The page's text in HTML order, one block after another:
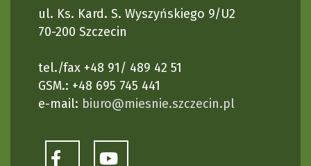
ul. Ks. Kard. S. Wyszyńskiego 9/U2
70-200 Szczecin
tel./fax +48 91/ 489 42 51
GSM.: +48 695 745 441
e-mail: biuro@miesnie.szczecin.pl